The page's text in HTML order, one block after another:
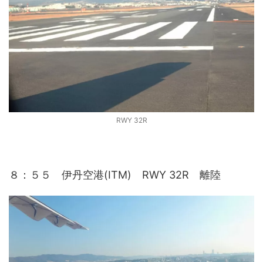
RWY 32R
８：５５ 伊丹空港(ITM) RWY 32R 離陸